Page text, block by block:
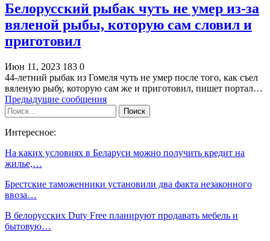
Белорусский рыбак чуть не умер из-за
вяленой рыбы, которую сам словил и
приготовил
Июн 11, 2023 183 0
44-летний рыбак из Гомеля чуть не умер после того, как съел
вяленую рыбу, которую сам же и приготовил, пишет портал…
Предыдущие сообщения
Интересное:
На каких условиях в Беларуси можно получить кредит на
жилье,…
Брестские таможенники установили два факта незаконного
ввоза…
В белорусских Duty Free планируют продавать мебель и
бытовую…